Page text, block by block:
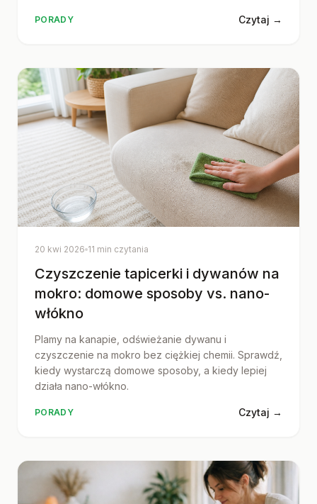
PORADY Czytaj →
20 kwi 2026 11 min czytania
Czyszczenie tapicerki i dywanów na
mokro: domowe sposoby vs. nano-
włókno
Plamy na kanapie, odświeżanie dywanu i
czyszczenie na mokro bez ciężkiej chemii. Sprawdź,
kiedy wystarczą domowe sposoby, a kiedy lepiej
działa nano-włókno.
PORADY Czytaj →